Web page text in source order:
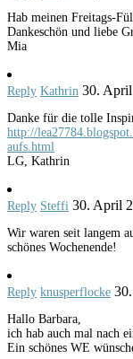
Hab meinen Freitags-
Dankeschön und liebe
Mia
Reply Kathrin 30. April
Danke für die tolle
http://
aufs.html
LG, Kathrin
Reply Steffi 30. April
Wir waren seit langem
schönes Wochenende!
Reply knusperflocke
Hallo Barbara,
ich hab auch mal nach
Ein schönes WE